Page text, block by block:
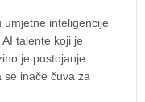
inteligencije
AI talente koji je
je postojanje
se inače čuva za